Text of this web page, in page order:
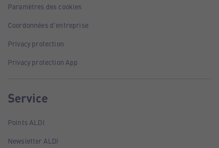
Paramètres des cookies
Coordonnées d'entreprise
Privacy protection
Privacy protection App
Service
Points ALDI
Newsletter ALDI